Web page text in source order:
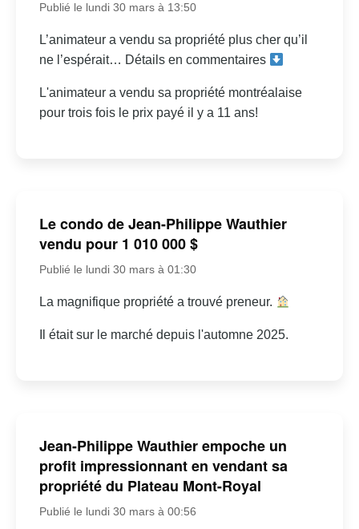
Publié le lundi 30 mars à 13:50
L’animateur a vendu sa propriété plus cher qu’il
ne l’espérait… Détails en commentaires
L'animateur a vendu sa propriété montréalaise
pour trois fois le prix payé il y a 11 ans!
Le condo de Jean-Philippe Wauthier
vendu pour 1 010 000 $
Publié le lundi 30 mars à 01:30
La magnifique propriété a trouvé preneur.
Il était sur le marché depuis l'automne 2025.
Jean-Philippe Wauthier empoche un
profit impressionnant en vendant sa
propriété du Plateau Mont-Royal
Publié le lundi 30 mars à 00:56